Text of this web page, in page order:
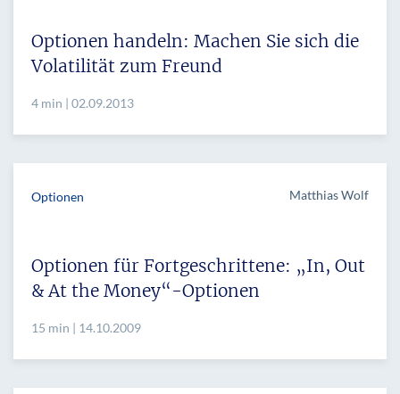
Optionen handeln: Machen Sie sich die
Volatilität zum Freund
4 min | 02.09.2013
Optionen Matthias Wolf
Optionen für Fortgeschrittene: „In, Out
& At the Money“-Optionen
15 min | 14.10.2009